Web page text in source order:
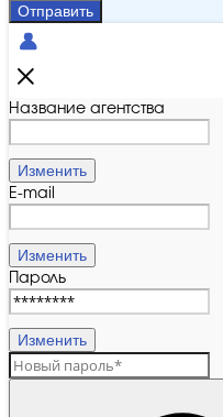
Отправить
Название агентства
Изменить
E-mail
Изменить
Пароль
Изменить